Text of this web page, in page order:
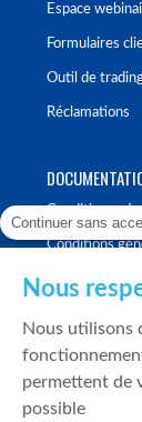
Espace
Formulaires
Outil de
Réclamations
Conditions
Conditions
Politique de
Politique de
Fonds de
Continuer sans
Nous
Nous utilisons
permettent de
possible